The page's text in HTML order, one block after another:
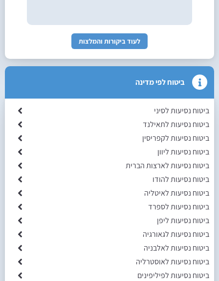
לעוד ביקורות והמלצות
ביטוח לפי מדינה
ביטוח נסיעות לסיני
ביטוח נסיעות לתאילנד
ביטוח נסיעות לקפריסין
ביטוח נסיעות ליוון
ביטוח נסיעות לארצות הברית
ביטוח נסיעות להודו
ביטוח נסיעות לאיטליה
ביטוח נסיעות לספרד
ביטוח נסיעות ליפן
ביטוח נסיעות לגאורגיה
ביטוח נסיעות לאלבניה
ביטוח נסיעות לאוסטרליה
ביטוח נסיעות לפיליפינים